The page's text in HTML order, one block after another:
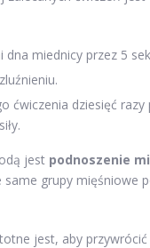
dna miednicy przez 5
ćwiczenia dziesięć razy
jest podnoszenie
grupy mięśniowe
jest, aby